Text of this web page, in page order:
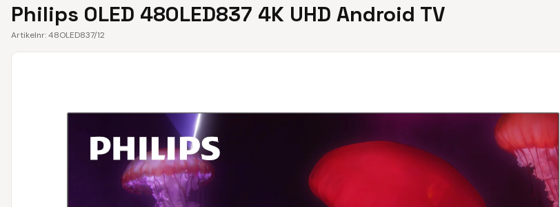
Philips OLED 48OLED837 4K UHD Android TV
Artikelnr:48OLED837/12